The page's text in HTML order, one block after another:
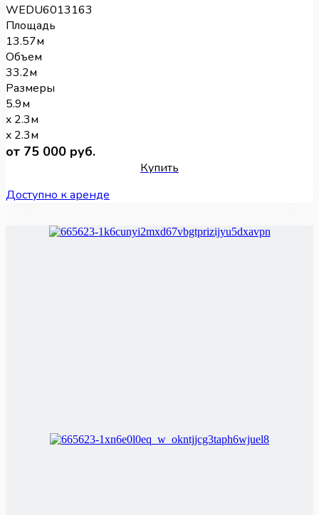
WEDU6013163
Площадь
13.57м
Объем
33.2м
Размеры
5.9м
x 2.3м
x 2.3м
от 75 000 руб.
Купить
Доступно к аренде